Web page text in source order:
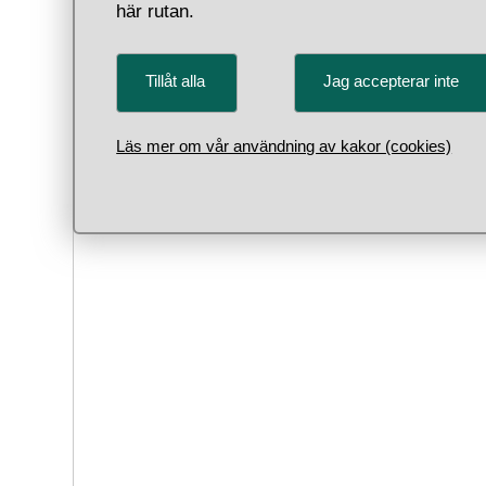
här rutan.
Tillåt alla Jag accepterar inte
Läs mer om vår användning av kakor (cookies)
Stade,
År